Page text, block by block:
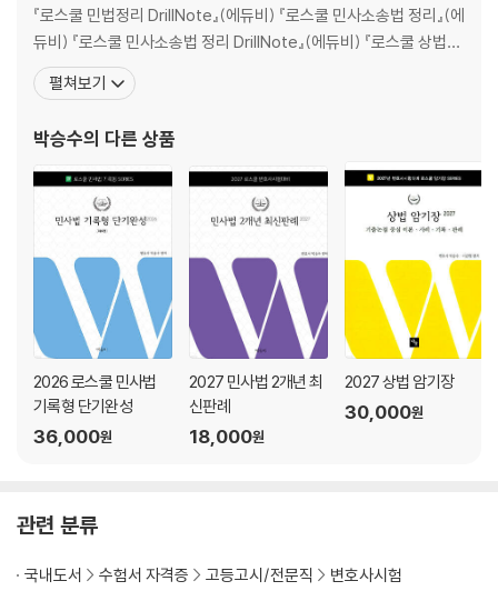
2. 주식 57
3. 열람ㆍ등사청구 62
4. 주식양도ㆍ병합 66
5. 강제매도ㆍ매수청구권 77
7. 회사소송 87
8. 이사, 이사회, 대표이사 109
9. 대표소송 139
10. 감사 147
11. 자본금 153
12. 준비금 158
13. 신주발행 160
14. 이익배당 166
15. 사채 173
16. 합병ㆍ분할ㆍ포괄적 교환ㆍ이전 180
제3장 어음ㆍ수표 / 197
『로스쿨 민법정리 DrillNote』(에듀비) 『로스쿨 민사소송법 정리』(에
듀비) 『로스쿨 민사소송법 정리 DrillNote』(에듀비) 『로스쿨 상법정
리』(에듀비) 2. 선택형 Series 『로스쿨 민법 500제』(에듀비) 『로스
쿨 민사소송법 300제』(에듀비) 『로스쿨 상법 200제』(에듀나눔) 3.
펼쳐보기
박승수의 다른 상품
2026 로스쿨 민사법
기록형 단기완성
36,000원
2027 민사법 2개년 최
신판례
18,000원
2027 상법 암기장
30,000원
관련 분류
국내도서 수험서 자격증 고등고시/전문직 변호사시험